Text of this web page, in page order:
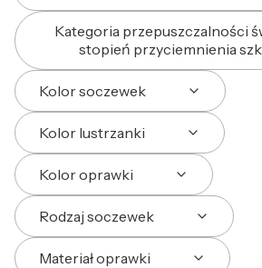
Kategoria przepuszczalności
stopień przyciemnienia
Kolor soczewek
Kolor lustrzanki
Kolor oprawki
Rodzaj soczewek
Materiał oprawki